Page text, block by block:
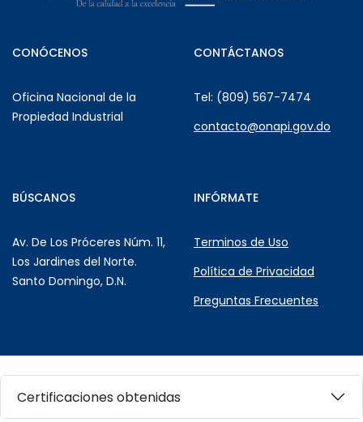
CONÓCENOS
Oficina Nacional de la
Propiedad Industrial
CONTÁCTANOS
Tel: (809) 567-7474
contacto@onapi.gov.do
BÚSCANOS
Av. De Los Próceres Núm. 11,
Los Jardines del Norte.
Santo Domingo, D.N.
INFÓRMATE
Terminos de Uso
Política de Privacidad
Preguntas Frecuentes
Certificaciones obtenidas